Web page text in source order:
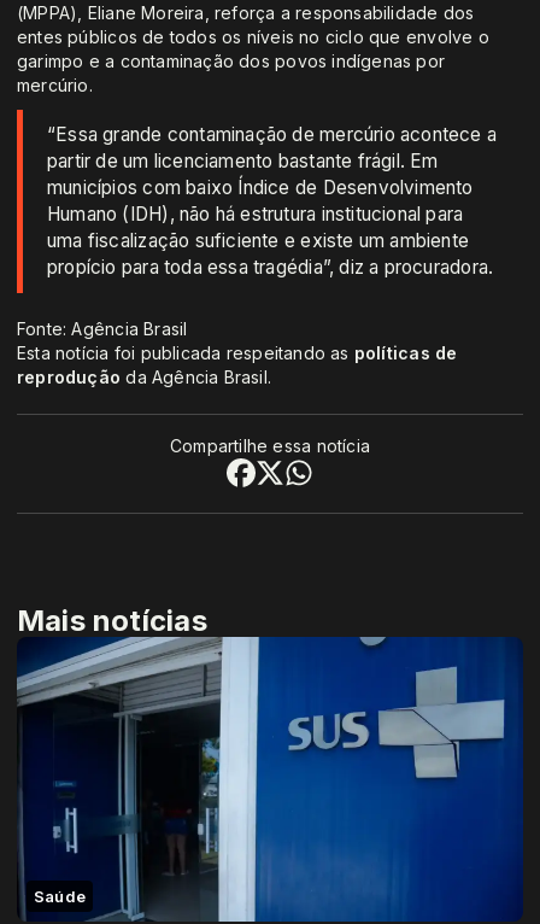
(MPPA), Eliane Moreira, reforça a responsabilidade dos
entes públicos de todos os níveis no ciclo que envolve o
garimpo e a contaminação dos povos indígenas por
mercúrio.
“Essa grande contaminação de mercúrio acontece a
partir de um licenciamento bastante frágil. Em
municípios com baixo Índice de Desenvolvimento
Humano (IDH), não há estrutura institucional para
uma fiscalização suficiente e existe um ambiente
propício para toda essa tragédia”, diz a procuradora.
Fonte: Agência Brasil
Esta notícia foi publicada respeitando as políticas de
reprodução da Agência Brasil.
Compartilhe essa notícia
Mais notícias
Saúde